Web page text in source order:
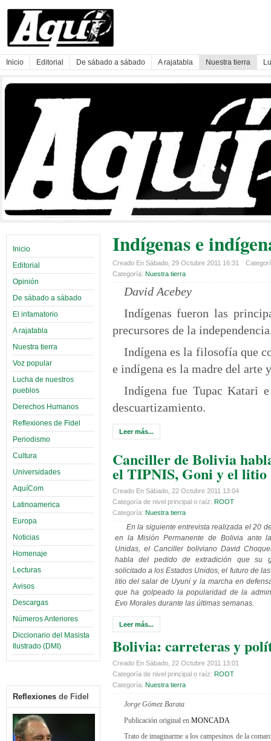
Inicio Editorial De sábado a sábado A rajatabla Nuestra tierra
Inicio
Editorial
Opinión
De sábado a sábado
El infamatorio
A rajatabla
Nuestra tierra
Voz popular
Lucha de nuestros
pueblos
Derechos Humanos
Reflexiones de Fidel
Periodismo
Cultura
Universidades
AquíCom
Latinoamerica
Europa
Noticias
Homenaje
Lecturas
Avisos
Descargas
Números Anteriores
Diccionario del Masista
Ilustrado (DMI)
Reflexiones de Fidel
Indígenas e
Creado En Sábado, 29 Octubre 2011 16:31
Categoría: Nuestra tierra
David Acebey
Indígenas fueron las
precursores de la
Indígena es la filosofía que
e indígena es la madre del arte
Indígena fue Tupac Katari
descuartizamiento.
Leer más...
Canciller de Bolivia
el TIPNIS, Goni y el litio
Creado En Sábado, 22 Octubre 2011 13:04
Categoría de nivel principal o raíz: ROOT
Categoría: Nuestra tierra
En la siguiente entrevista realizada el 20
en la Misión Permanente de Bolivia ante
Unidas, el Canciller boliviano David
habla del pedido de extradición que su
solicitado a los Estados Unidos, el futuro de
litio del salar de Uyuni y la marcha en
que ha golpeado la popularidad de la
Evo Morales durante las últimas semanas.
Leer más...
Bolivia: carreteras y
Creado En Sábado, 22 Octubre 2011 13:01
Categoría de nivel principal o raíz: ROOT
Categoría: Nuestra tierra
Jorge Gómez Barata
Publicación original en MONCADA
Trato de imaginarme a los campesinos de la